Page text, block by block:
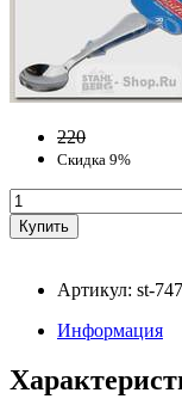
220
Скидка 9%
Артикул: st-
Информация